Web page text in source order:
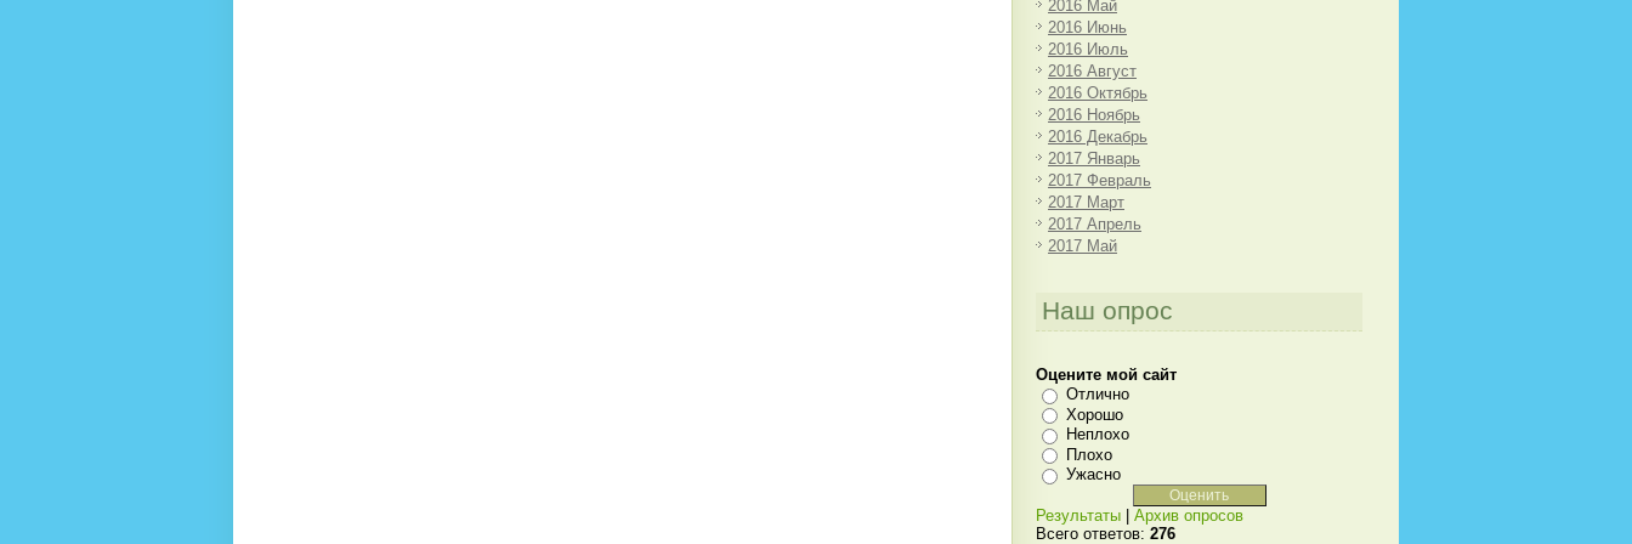
2016 Май
2016 Июнь
2016 Июль
2016 Август
2016 Октябрь
2016 Ноябрь
2016 Декабрь
2017 Январь
2017 Февраль
2017 Март
2017 Апрель
2017 Май
Наш опрос
Оцените мой сайт
Отлично
Хорошо
Неплохо
Плохо
Ужасно
Результаты
Архив опросов
Всего ответов: 276